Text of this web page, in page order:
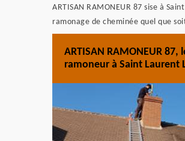
ARTISAN RAMONEUR 87 sise à
ramonage de cheminée quel que
ARTISAN RAMONEUR 87,
ramoneur à Saint Laurent